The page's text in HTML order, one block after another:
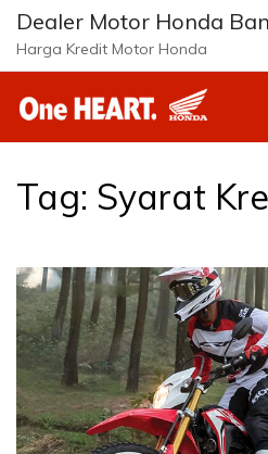
Langsung
konten
Dealer Motor Honda
Harga Kredit Motor Honda
Tag: Syarat